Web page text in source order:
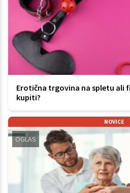
Erotična trgovina na spletu ali
kupiti?
NOVICE
OGLAS